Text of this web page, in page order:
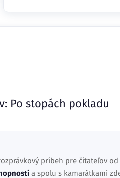
Po stopách pokladu
príbeh pre čitateľov od
a spolu s kamarátkami